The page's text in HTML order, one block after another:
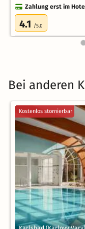
Zahlung erst im
4.1 /5.0
Bei anderen
Kostenlos stornierbar